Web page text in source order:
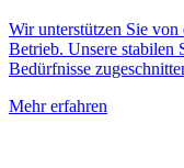
Wir unterstützen Sie
Betrieb. Unsere stabilen
Bedürfnisse
Mehr erfahren